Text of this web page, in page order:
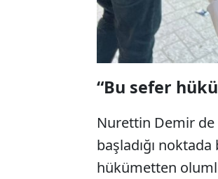
“Bu sefer
Nurettin Demir
başladığı
hükümetten